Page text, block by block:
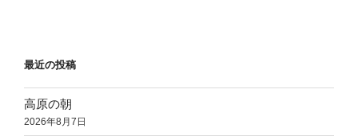
最近の投稿
高原の朝
2026年8月7日